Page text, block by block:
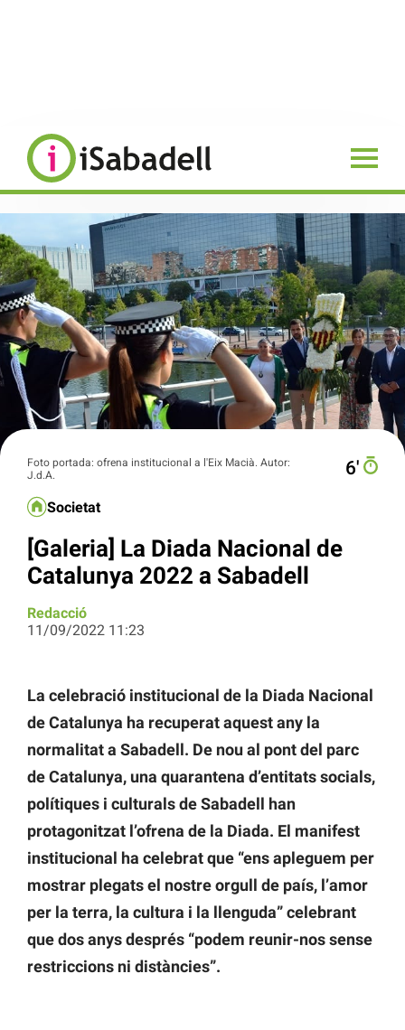
Foto portada: ofrena institucional a l'Eix Macià. Autor:
J.d.A.
6′
Societat
[Galeria] La Diada Nacional de
Catalunya 2022 a Sabadell
Redacció
11/09/2022 11:23
La celebració institucional de la Diada Nacional
de Catalunya ha recuperat aquest any la
normalitat a Sabadell. De nou al pont del parc
de Catalunya, una quarantena d’entitats socials,
polítiques i culturals de Sabadell han
protagonitzat l’ofrena de la Diada. El manifest
institucional ha celebrat que “ens apleguem per
mostrar plegats el nostre orgull de país, l’amor
per la terra, la cultura i la llenguda” celebrant
que dos anys després “podem reunir-nos sense
restriccions ni distàncies”.